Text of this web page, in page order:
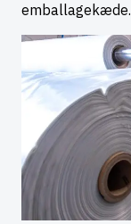
emballagekæde.